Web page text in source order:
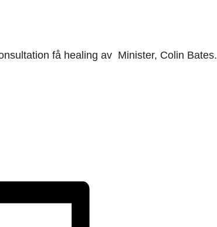
få healing av Minister, Colin Bates.